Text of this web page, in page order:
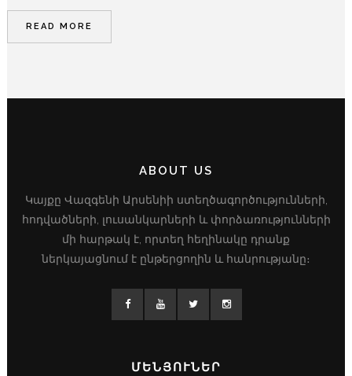
READ MORE
ABOUT US
Կայքը Վազգենի Արսենիի ստեղծագործությունների,
հոդվածների, լուսանկարների և փորձառությունների
մի հարթակ է, որտեղ հեղինակը դրանք
ներկայացնում է ընթերցողին և հանրությանը։
ՄԵՆՅՈՒՆԵՐ